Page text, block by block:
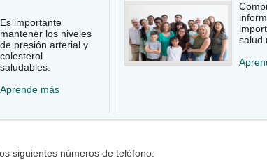
Es importante
mantener los niveles
de presión arterial y
colesterol
saludables.
Aprende más
salud
siguientes números de teléfono: